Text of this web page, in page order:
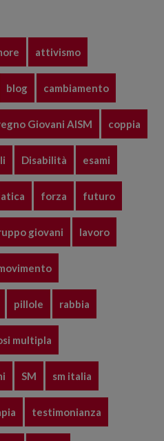
attivismo
blog cambiamento
Giovani AISM coppia
Disabilità esami
forza futuro
giovani lavoro
pillole rabbia
multipla
SM sm italia
testimonianza